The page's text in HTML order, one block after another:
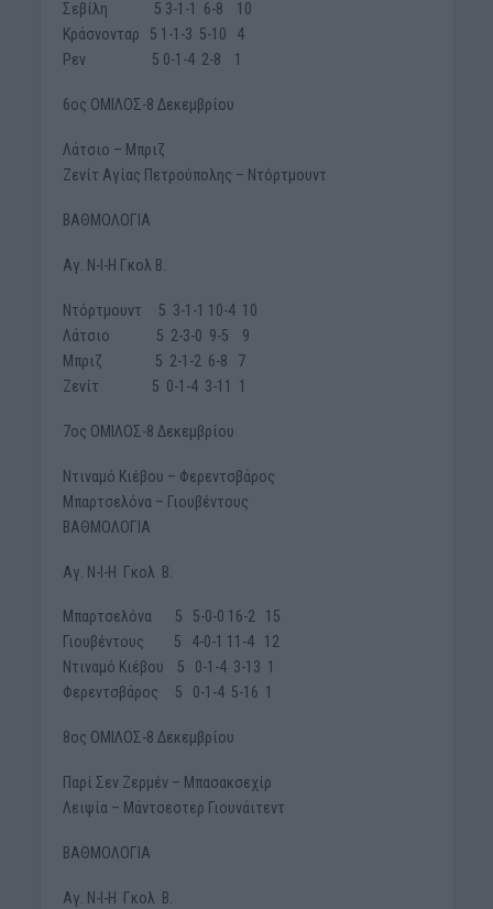
Σεβίλη 5 3-1-1 6-8 10
Κράσνονταρ 5 1-1-3 5-10 4
Ρεν 5 0-1-4 2-8 1
6ος ΟΜΙΛΟΣ-8 Δεκεμβρίου
Λάτσιο – Μπριζ
Ζενίτ Αγίας Πετρούπολης – Ντόρτμουντ
ΒΑΘΜΟΛΟΓΙΑ
Αγ. Ν-Ι-Η Γκολ Β.
Ντόρτμουντ 5 3-1-1 10-4 10
Λάτσιο 5 2-3-0 9-5 9
Μπριζ 5 2-1-2 6-8 7
Ζενίτ 5 0-1-4 3-11 1
7ος ΟΜΙΛΟΣ-8 Δεκεμβρίου
Ντιναμό Κιέβου – Φερεντσβάρος
Μπαρτσελόνα – Γιουβέντους
ΒΑΘΜΟΛΟΓΙΑ
Αγ. Ν-Ι-Η Γκολ Β.
Μπαρτσελόνα 5 5-0-0 16-2 15
Γιουβέντους 5 4-0-1 11-4 12
Ντιναμό Κιέβου 5 0-1-4 3-13 1
Φερεντσβάρος 5 0-1-4 5-16 1
8ος ΟΜΙΛΟΣ-8 Δεκεμβρίου
Παρί Σεν Ζερμέν – Μπασακσεχίρ
Λειψία – Μάντσεστερ Γιουνάιτεντ
ΒΑΘΜΟΛΟΓΙΑ
Αγ. Ν-Ι-Η Γκολ Β.